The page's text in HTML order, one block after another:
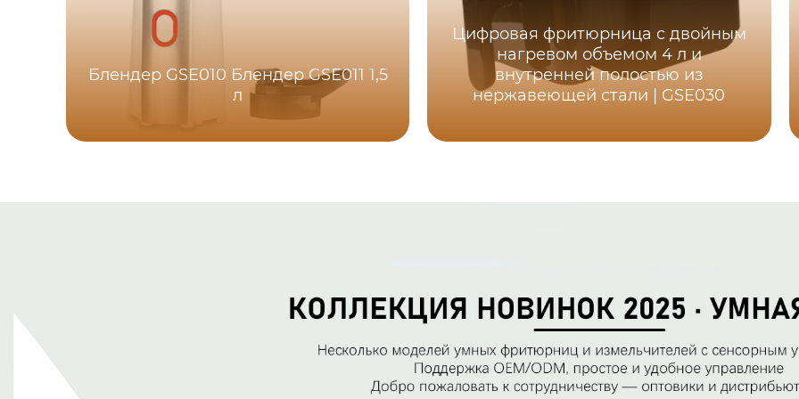
Блендер GSE010 Блендер GSE011 1,5
л
Цифровая фритюрница с двойным
нагревом объемом 4 л и
внутренней полостью из
нержавеющей стали | GSE030